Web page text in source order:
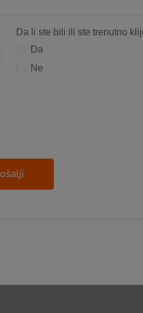
Da li ste bili ili ste trenutno
Da
Ne